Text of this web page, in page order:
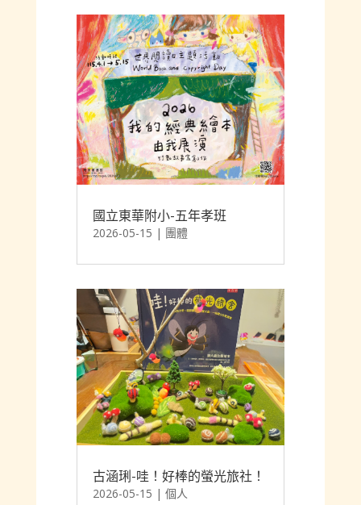
國立東華附小-五年孝班
2026-05-15 | 團體
古涵琍-哇！好棒的螢光旅社！
2026-05-15 | 個人